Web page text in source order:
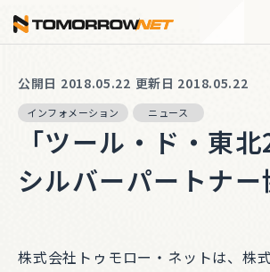
株式会社トゥ
公開日 2018.05.22 更新日 2018.05.22
インフォメーション ニュース
「ツール・ド・東北
シルバーパートナー
株式会社トゥモロー・ネットは、株